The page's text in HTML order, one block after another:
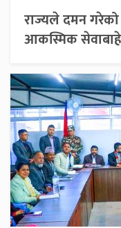
राज्यले दमन
आकस्मिक